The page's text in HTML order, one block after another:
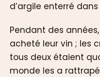
d’argile enterré dans
Pendant des
acheté leur vin ; les
tous deux étaient
monde les a